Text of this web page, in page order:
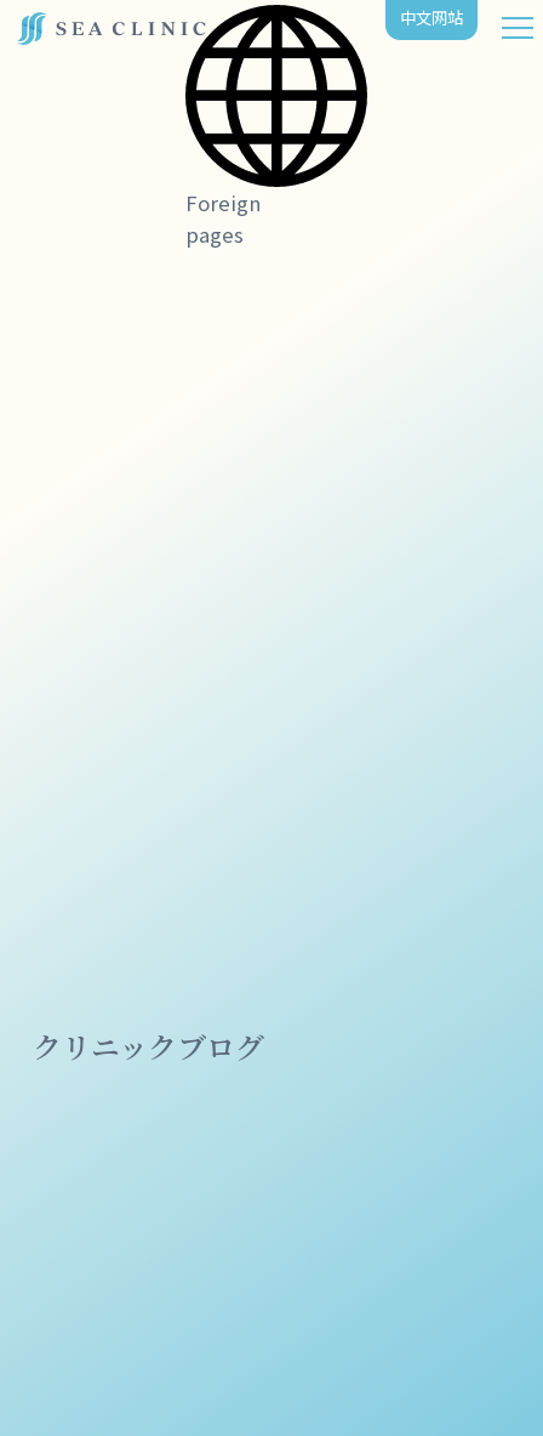
Foreign
pages
中⽂⽹站
クリニックブログ